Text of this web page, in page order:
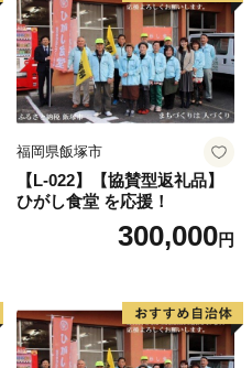
福岡県飯塚市
【L-022】【協賛型返礼品】
ひがし食堂 を応援！
300,000円